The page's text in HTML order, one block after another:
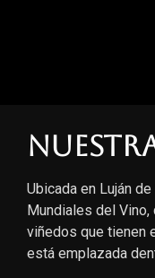
Ubicada en Luján
Mundiales del
viñedos que tienen
está emplazada